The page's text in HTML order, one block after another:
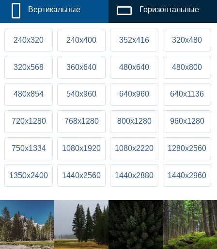
Вертикальные Горизонтальные
240x320 240x400 352x416 320x480
320x568 360x640 480x640 480x800
480x854 540x960 640x960 640x1136
720x1280 768x1280 800x1280 960x1280
750x1334 1080x1920 1080x2220 1280x2560
1350x2400 1440x2560 1440x2880 1440x2960